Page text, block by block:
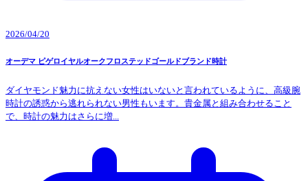
2026/04/20
オーデマ ピゲロイヤルオークフロステッドゴールドブランド時計
ダイヤモンド魅力に抗えない女性はいないと言われているように、高級腕
時計の誘惑から逃れられない男性もいます。貴金属と組み合わせること
で、時計の魅力はさらに増...